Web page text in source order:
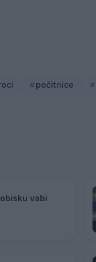
počitnice
vabi